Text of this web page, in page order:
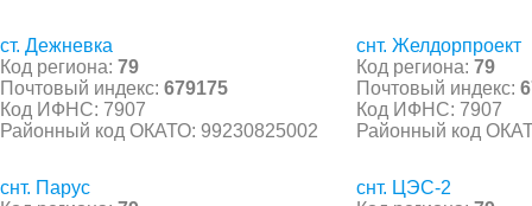
ст. Дежневка
Код региона: 79
Почтовый индекс: 679175
Код ИФНС: 7907
Районный код ОКАТО: 99230825002
снт. Желдорпроект
Код региона: 79
Почтовый индекс:
Код ИФНС: 7907
Районный код
снт. Парус
снт. ЦЭС-2